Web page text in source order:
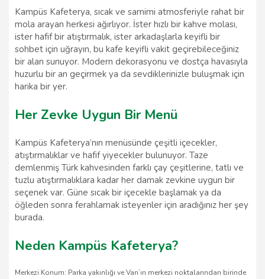
Kampüs Kafeterya, sıcak ve samimi atmosferiyle rahat bir
mola arayan herkesi ağırlıyor. İster hızlı bir kahve molası,
ister hafif bir atıştırmalık, ister arkadaşlarla keyifli bir
sohbet için uğrayın, bu kafe keyifli vakit geçirebileceğiniz
bir alan sunuyor. Modern dekorasyonu ve dostça havasıyla
huzurlu bir an geçirmek ya da sevdiklerinizle buluşmak için
harika bir yer.
Her Zevke Uygun Bir Menü
Kampüs Kafeterya’nın menüsünde çeşitli içecekler,
atıştırmalıklar ve hafif yiyecekler bulunuyor. Taze
demlenmiş Türk kahvesinden farklı çay çeşitlerine, tatlı ve
tuzlu atıştırmalıklara kadar her damak zevkine uygun bir
seçenek var. Güne sıcak bir içecekle başlamak ya da
öğleden sonra ferahlamak isteyenler için aradığınız her şey
burada.
Neden Kampüs Kafeterya?
Merkezi Konum: Parka yakınlığı ve Van’ın merkezi noktalarından birinde